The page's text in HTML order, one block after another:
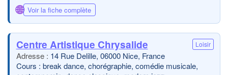
🌐 Voir la fiche complète
Centre Artistique Chrysalide Loisir
14 Rue Delille, 06000 Nice, France
Cours : break dance, chorégraphie, comédie musicale,